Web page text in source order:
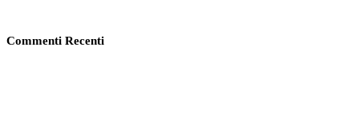
Commenti Recenti